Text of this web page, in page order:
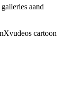
aand
cartoon